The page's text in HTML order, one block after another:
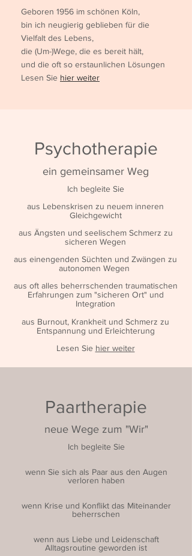
Geboren 1956 im schönen Köln,
bin ich neugierig geblieben für die
Vielfalt des Lebens,
die (Um-)Wege, die es bereit hält,
und die oft so erstaunlichen Lösungen
Lesen Sie hier weiter
Psychotherapie
ein gemeinsamer Weg
Ich begleite Sie
aus Lebenskrisen zu neuem inneren
Gleichgewicht
aus Ängsten und seelischem Schmerz zu
sicheren Wegen
aus einengenden Süchten und Zwängen zu
autonomen Wegen
aus oft alles beherrschenden traumatischen
Erfahrungen zum "sicheren Ort" und
Integration
aus Burnout, Krankheit und Schmerz zu
Entspannung und Erleichterung
Lesen Sie hier weiter
Paartherapie
neue Wege zum "Wir"
Ich begleite Sie
wenn Sie sich als Paar aus den Augen
verloren haben
wenn Krise und Konflikt das Miteinander
beherrschen
wenn aus Liebe und Leidenschaft
Alltagsroutine geworden ist